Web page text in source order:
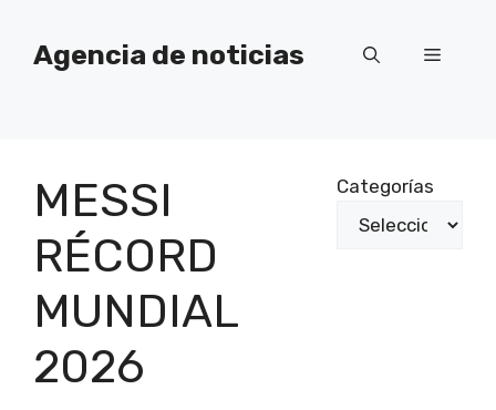
contenido
Agencia de noticias Menú
MESSI
RÉCORD
MUNDIAL
2026
Categorías